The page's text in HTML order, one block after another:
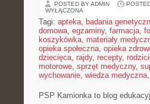
POSTED BY ADMIN
WYŁĄCZONA
Tagi: apteka, badania
domowa, egzaminy, farmacja,
koszykówka, materiały
opieka społeczna, opieka
dziecięca, rajdy, recepty,
motorowe, sprzęt medyczny,
wychowanie, wiedza medyczna,
PSP Kamionka to blog